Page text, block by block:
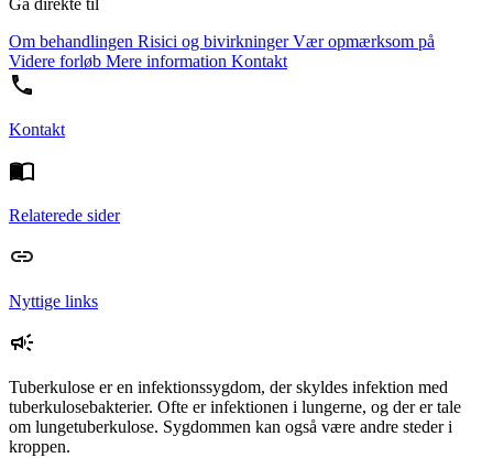
Gå direkte til
Om behandlingen Risici og bivirkningerVær opmærksom på
Videre forløb Mere information Kontakt
Kontakt
Relaterede sider
Nyttige links
Tuberkulose er en infektionssygdom, der skyldes infektion med
tuberkulosebakterier. Ofte er infektionen i lungerne, og der er tale
om lungetuberkulose. Sygdommen kan også være andre steder i
kroppen.